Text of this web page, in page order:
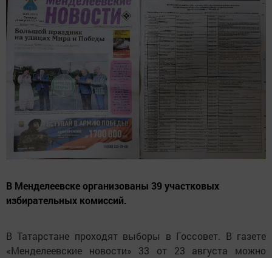
В Менделеевске организованы 39 участковых
избирательных комиссий.
В Татарстане проходят выборы в Госсовет. В газете
«Менделеевские новости» 33 от 23 августа можно